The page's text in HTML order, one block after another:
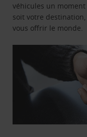
véhicules un
soit votre
vous offrir le monde.